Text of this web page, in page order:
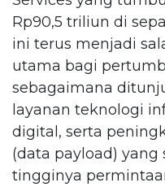
Rp90,5 triliun di
ini terus menjadi
utama bagi
sebagaimana
layanan teknologi
digital, serta
(data payload)
tingginya